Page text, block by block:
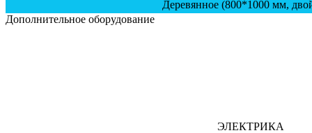
Деревянное (800*1000 мм,
Дополнительное оборудование
ЭЛЕКТРИКА